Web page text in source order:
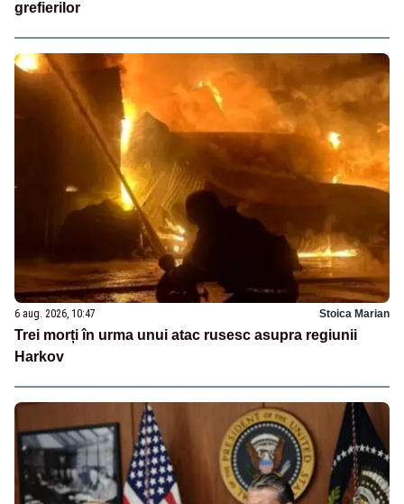
grefierilor
6 aug. 2026, 10:47 Stoica Marian
Trei morți în urma unui atac rusesc asupra regiunii
Harkov